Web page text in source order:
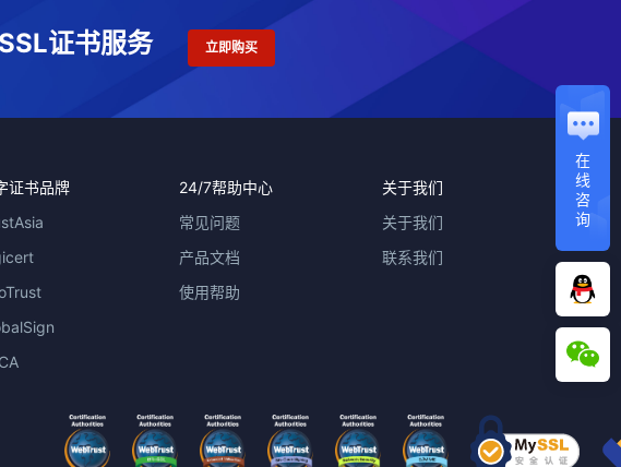
在
线
咨
询
证书服务 立即购买
证书品牌
24/7帮助中心
常见问题
产品文档
使用帮助
关于我们
关于我们
联系我们